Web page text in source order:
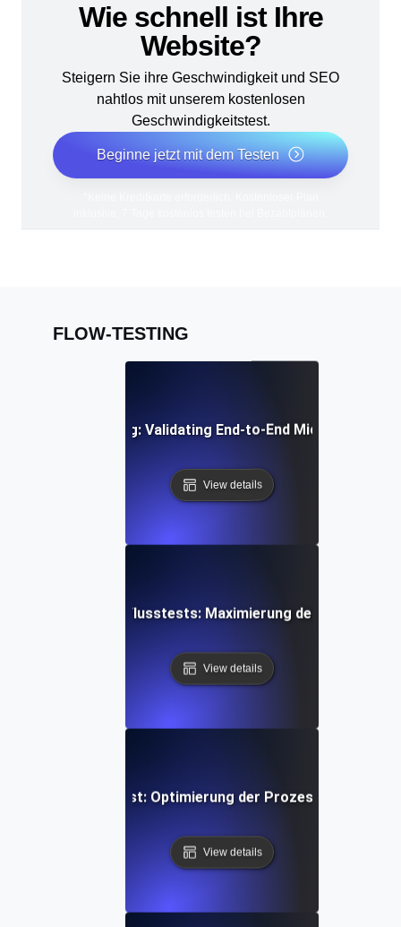
Wie schnell ist Ihre
Website?
Steigern Sie ihre Geschwindigkeit und SEO
nahtlos mit unserem kostenlosen
Geschwindigkeitstest.
Beginne jetzt mit dem Testen
FLOW-TESTING
Flow Testing: Validating End-to-End Microservices
View details
Kampagnen-Flusstests: Maximierung der Effizienz
View details
Fluss-Test: Optimierung der Prozesse zur
View details